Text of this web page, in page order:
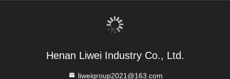
Henan Liwei Industry Co., Ltd.
liweigroup2021@163.com